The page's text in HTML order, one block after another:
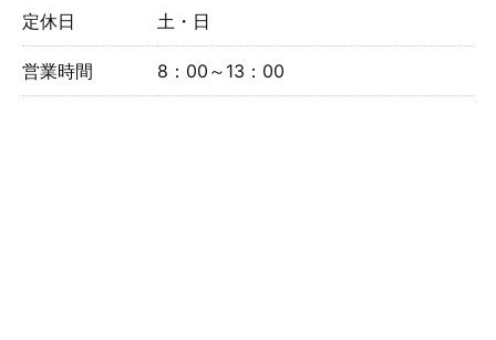
定休日 土・日
営業時間 8：00～13：00